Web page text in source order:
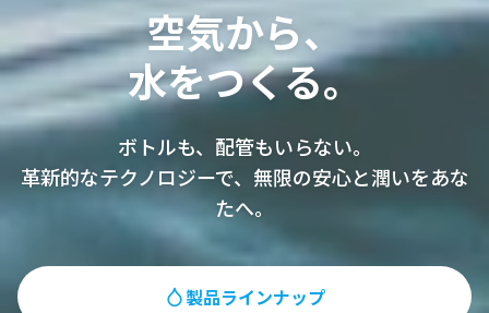
空気から、
水をつくる。
ボトルも、配管もいらない。
革新的なテクノロジーで、無限の安心と潤いをあな
たへ。
製品ラインナップ